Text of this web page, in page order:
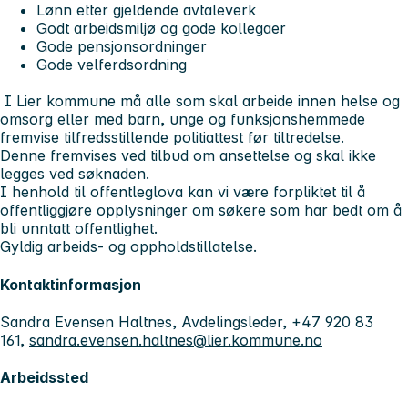
Lønn etter gjeldende avtaleverk
Godt arbeidsmiljø og gode kollegaer
Gode pensjonsordninger
Gode velferdsordning
I Lier kommune må alle som skal arbeide innen helse og
omsorg eller med barn, unge og funksjonshemmede
fremvise tilfredsstillende politiattest før tiltredelse.
Denne fremvises ved tilbud om ansettelse og skal ikke
legges ved søknaden.
I henhold til offentleglova kan vi være forpliktet til å
offentliggjøre opplysninger om søkere som har bedt om å
bli unntatt offentlighet.
Gyldig arbeids- og oppholdstillatelse.
Kontaktinformasjon
Sandra Evensen Haltnes, Avdelingsleder, +47 920 83
161, sandra.evensen.haltnes@lier.kommune.no
Arbeidssted